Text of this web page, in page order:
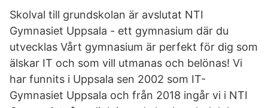
Skolval till grundskolan är avslutat NTI
Gymnasiet Uppsala - ett gymnasium där du
utvecklas Vårt gymnasium är perfekt för dig som
älskar IT och som vill utmanas och belönas! Vi
har funnits i Uppsala sen 2002 som IT-
Gymnasiet Uppsala och från 2018 ingår vi i NTI